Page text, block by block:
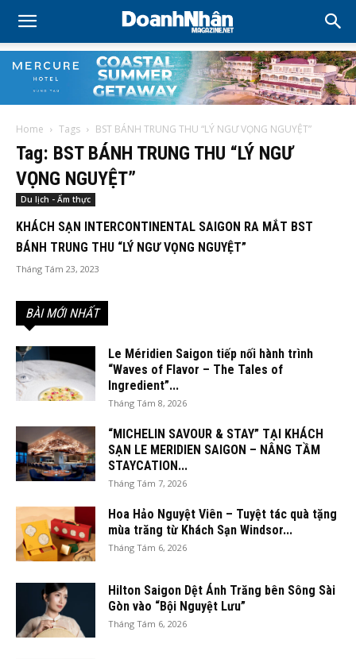
Home Tags BST BÁNH TRUNG THU “LÝ NGƯ VỌNG NGUYỆT”
Tag: BST BÁNH TRUNG THU “LÝ NGƯ
VỌNG NGUYỆT”
Du lịch - Ẩm thực
KHÁCH SẠN INTERCONTINENTAL SAIGON RA MẮT BST
BÁNH TRUNG THU “LÝ NGƯ VỌNG NGUYỆT”
Tháng Tám 23, 2023
BÀI MỚI NHẤT
Le Méridien Saigon tiếp nối hành trình
“Waves of Flavor – The Tales of
Ingredient”...
Tháng Tám 8, 2026
“MICHELIN SAVOUR & STAY” TẠI KHÁCH
SẠN LE MERIDIEN SAIGON – NÂNG TẦM
STAYCATION...
Tháng Tám 7, 2026
Hoa Hảo Nguyệt Viên – Tuyệt tác quà tặng
mùa trăng từ Khách Sạn Windsor...
Tháng Tám 6, 2026
Hilton Saigon Dệt Ánh Trăng bên Sông Sài
Gòn vào “Bội Nguyệt Lưu”
Tháng Tám 6, 2026